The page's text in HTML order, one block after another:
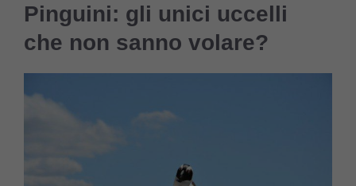
Pinguini: gli unici uccelli
che non sanno volare?